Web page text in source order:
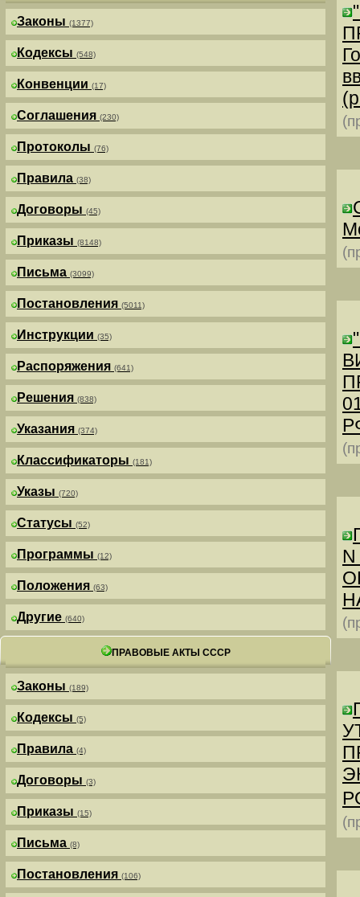
Законы (1377)
Кодексы (548)
Конвенции (17)
Соглашения (230)
Протоколы (76)
Правила (38)
Договоры (45)
Приказы (8148)
Письма (3099)
Постановления (5011)
Инструкции (35)
Распоряжения (641)
Решения (838)
Указания (374)
Классификаторы (181)
Указы (720)
Статусы (52)
Программы (12)
Положения (63)
Другие (640)
ПРАВОВЫЕ АКТЫ СССР
Законы (189)
Кодексы (5)
Правила (4)
Договоры (3)
Приказы (15)
Письма (8)
Постановления (106)